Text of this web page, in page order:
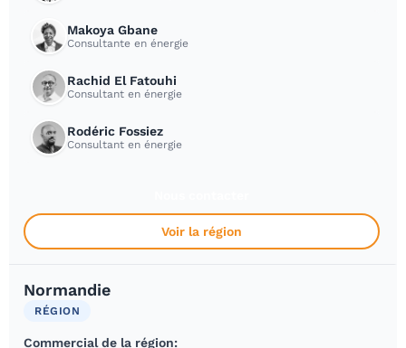
Makoya Gbane
Consultante en énergie
Rachid El Fatouhi
Consultant en énergie
Rodéric Fossiez
Consultant en énergie
Voir la région
Normandie
RÉGION
Commercial de la région: